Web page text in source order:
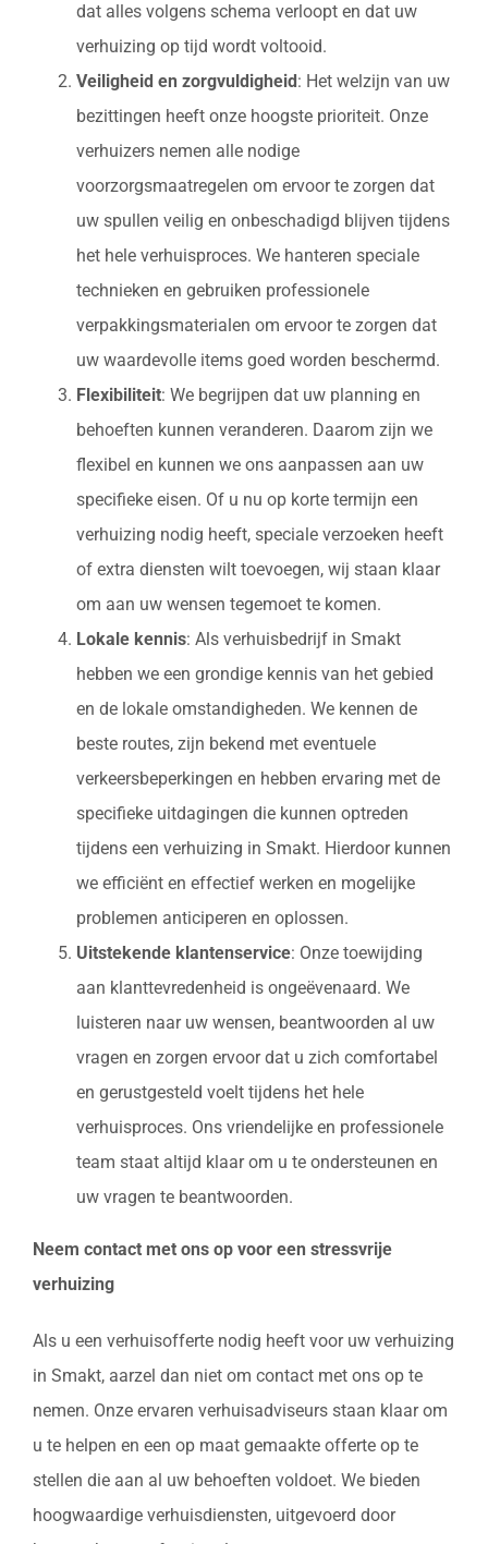
dat alles volgens schema verloopt en dat uw
verhuizing op tijd wordt voltooid.
Veiligheid en zorgvuldigheid : Het welzijn van uw
bezittingen heeft onze hoogste prioriteit. Onze
verhuizers nemen alle nodige
voorzorgsmaatregelen om ervoor te zorgen dat
uw spullen veilig en onbeschadigd blijven tijdens
het hele verhuisproces. We hanteren speciale
technieken en gebruiken professionele
verpakkingsmaterialen om ervoor te zorgen dat
uw waardevolle items goed worden beschermd.
Flexibiliteit: We begrijpen dat uw planning en
behoeften kunnen veranderen. Daarom zijn we
flexibel en kunnen we ons aanpassen aan uw
specifieke eisen. Of u nu op korte termijn een
verhuizing nodig heeft, speciale verzoeken heeft
of extra diensten wilt toevoegen, wij staan klaar
om aan uw wensen tegemoet te komen.
Lokale kennis: Als verhuisbedrijf in Smakt
hebben we een grondige kennis van het gebied
en de lokale omstandigheden. We kennen de
beste routes, zijn bekend met eventuele
verkeersbeperkingen en hebben ervaring met de
specifieke uitdagingen die kunnen optreden
tijdens een verhuizing in Smakt. Hierdoor kunnen
we efficiënt en effectief werken en mogelijke
problemen anticiperen en oplossen.
Uitstekende klantenservice: Onze toewijding
aan klanttevredenheid is ongeëvenaard. We
luisteren naar uw wensen, beantwoorden al uw
vragen en zorgen ervoor dat u zich comfortabel
en gerustgesteld voelt tijdens het hele
verhuisproces. Ons vriendelijke en professionele
team staat altijd klaar om u te ondersteunen en
uw vragen te beantwoorden.
Neem contact met ons op voor een stressvrije
verhuizing
Als u een verhuisofferte nodig heeft voor uw verhuizing
in Smakt, aarzel dan niet om contact met ons op te
nemen. Onze ervaren verhuisadviseurs staan klaar om
u te helpen en een op maat gemaakte offerte op te
stellen die aan al uw behoeften voldoet. We bieden
hoogwaardige verhuisdiensten, uitgevoerd door